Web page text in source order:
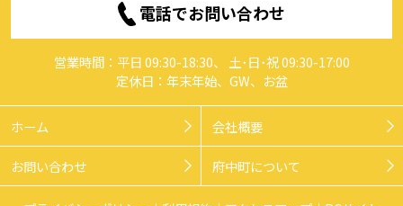
電話でお問い合わせ
営業時間：平日 09:30-18:30、 土･日･祝 09:30-17:00
定休日：年末年始、GW、お盆
ホーム 会社概要
お問い合わせ 府中町について